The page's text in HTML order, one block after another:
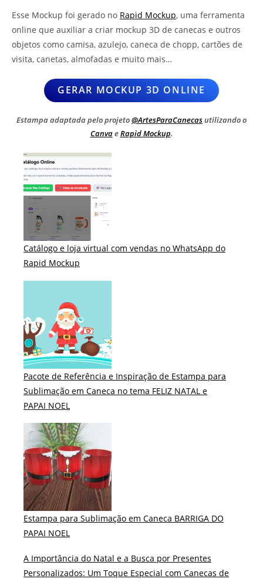
Esse Mockup foi gerado no Rapid Mockup, uma ferramenta
online que auxiliar a criar mockup 3D de canecas e outros
objetos como camisa, azulejo, caneca de chopp, cartões de
visita, canetas, almofadas e muito mais…
GERAR MOCKUP 3D ONLINE
Estampa adaptada pelo projeto@ArtesParaCanecasutilizando o
CanvaeRapid Mockup.
Catálogo e loja virtual com vendas no WhatsApp do
Rapid Mockup
Pacote de Referência e Inspiração de Estampa para
Sublimação em Caneca no tema FELIZ NATAL e
PAPAI NOEL
Estampa para Sublimação em Caneca BARRIGA DO
PAPAI NOEL
A Importância do Natal e a Busca por Presentes
Personalizados: Um Toque Especial com Canecas de